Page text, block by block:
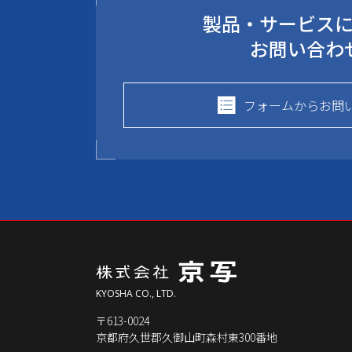
製品・サービス
お問い合わ
フォームからお問
KYOSHA CO., LTD.
〒613-0024
京都府久世郡久御山町森村東300番地